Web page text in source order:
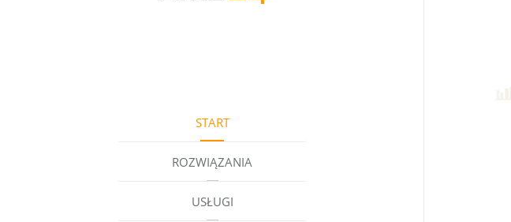
START
ROZWIĄZANIA
USŁUGI